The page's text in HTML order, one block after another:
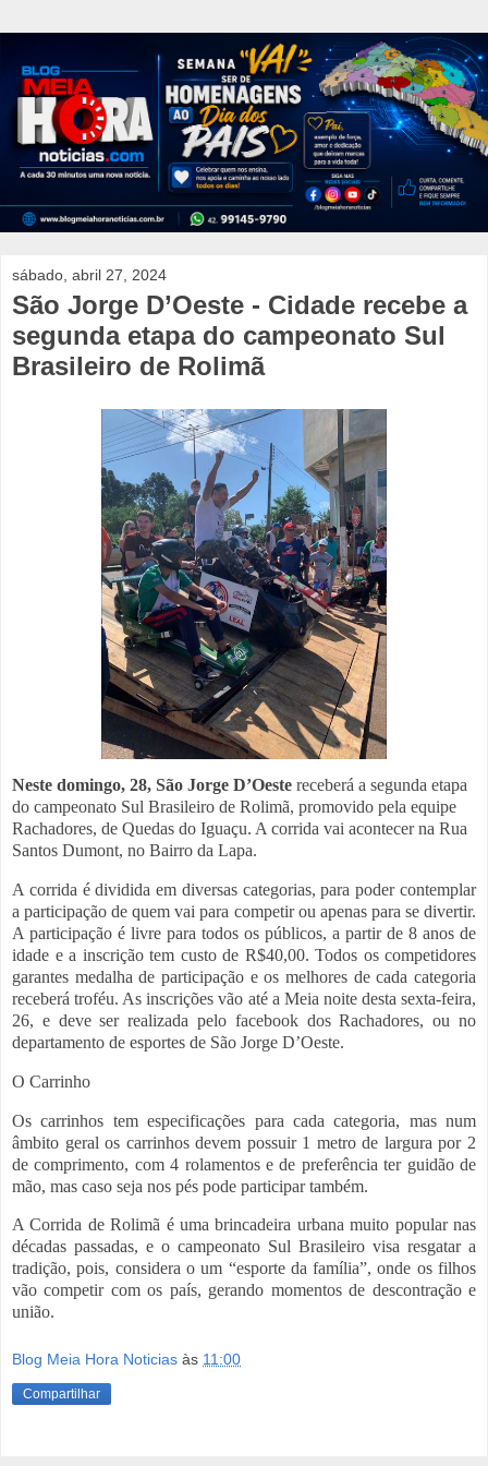
sábado, abril 27, 2024
São Jorge D’Oeste - Cidade recebe a
segunda etapa do campeonato Sul
Brasileiro de Rolimã
Neste domingo, 28, São Jorge D’Oeste receberá a segunda etapa
do campeonato Sul Brasileiro de Rolimã, promovido pela equipe
Rachadores, de Quedas do Iguaçu. A corrida vai acontecer na Rua
Santos Dumont, no Bairro da Lapa.
A corrida é dividida em diversas categorias, para poder contemplar
a participação de quem vai para competir ou apenas para se divertir.
A participação é livre para todos os públicos, a partir de 8 anos de
idade e a inscrição tem custo de R$40,00. Todos os competidores
garantes medalha de participação e os melhores de cada categoria
receberá troféu. As inscrições vão até a Meia noite desta sexta-feira,
26, e deve ser realizada pelo facebook dos Rachadores, ou no
departamento de esportes de São Jorge D’Oeste.
O Carrinho
Os carrinhos tem especificações para cada categoria, mas num
âmbito geral os carrinhos devem possuir 1 metro de largura por 2
de comprimento, com 4 rolamentos e de preferência ter guidão de
mão, mas caso seja nos pés pode participar também.
A Corrida de Rolimã é uma brincadeira urbana muito popular nas
décadas passadas, e o campeonato Sul Brasileiro visa resgatar a
tradição, pois, considera o um “esporte da família”, onde os filhos
vão competir com os país, gerando momentos de descontração e
união.
Blog Meia Hora Noticias às 11:00
Compartilhar